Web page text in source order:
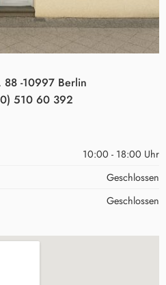
88 -10997 Berlin
510 60 392
10:00 - 18:00 Uhr
Geschlossen
Geschlossen